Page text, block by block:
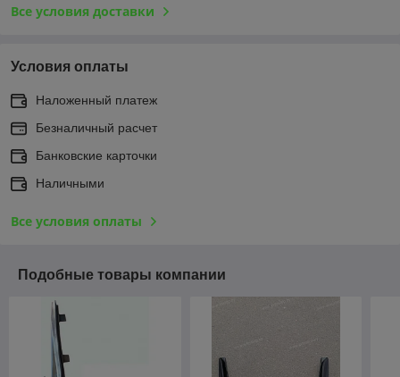
Все условия доставки
Условия оплаты
Наложенный платеж
Безналичный расчет
Банковские карточки
Наличными
Все условия оплаты
Подобные товары компании